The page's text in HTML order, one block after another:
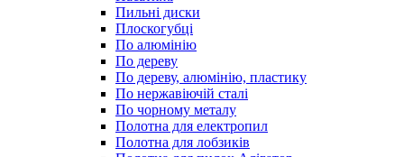
Пильні диски
Плоскогубці
По алюмінію
По дереву
По дереву, алюмінію, пластику
По нержавіючій сталі
По чорному металу
Полотна для електропил
Полотна для лобзиків